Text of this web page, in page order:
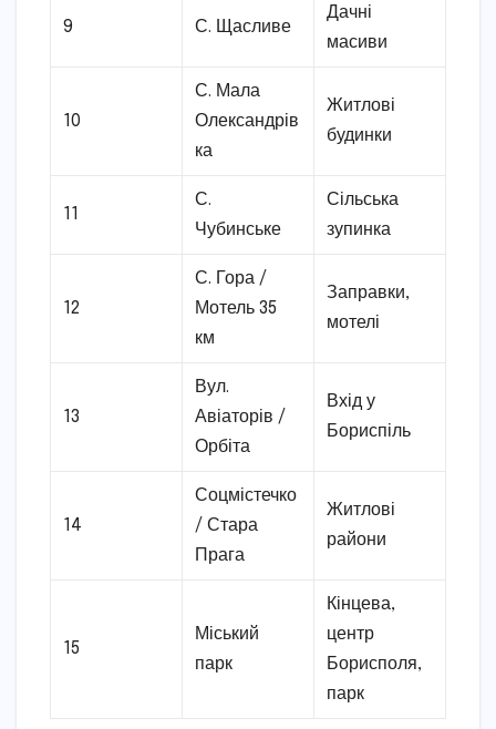
9 С. Щасливе
Дачні
масиви
10
С. Мала
Олександрів
ка
Житлові
будинки
11
С.
Чубинське
Сільська
зупинка
12
С. Гора /
Мотель 35
км
Заправки,
мотелі
13
Вул.
Авіаторів /
Орбіта
Вхід у
Бориспіль
14
Соцмістечко
/ Стара
Прага
Житлові
райони
15
Міський
парк
Кінцева,
центр
Борисполя,
парк